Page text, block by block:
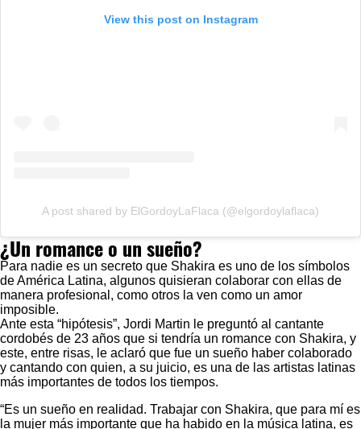
View this post on Instagram
A post shared by ElGordoyLaFlaca (@elgordoylaflaca)
¿Un romance o un sueño?
Para nadie es un secreto que Shakira es uno de los símbolos
de América Latina, algunos quisieran colaborar con ellas de
manera profesional, como otros la ven como un amor
imposible.
Ante esta “hipótesis”, Jordi Martin le preguntó al cantante
cordobés de 23 años que si tendría un romance con Shakira, y
este, entre risas, le aclaró que fue un sueño haber colaborado
y cantando con quien, a su juicio, es una de las artistas latinas
más importantes de todos los tiempos.
“Es un sueño en realidad. Trabajar con Shakira, que para mí es
la mujer más importante que ha habido en la música latina, es